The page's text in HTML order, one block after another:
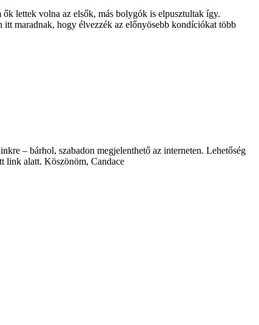
lettek volna az elsők, más bolygók is elpusztultak így.
maradnak, hogy élvezzék az előnyösebb kondíciókat több
– bárhol, szabadon megjelenthető az interneten. Lehetőség
link alatt. Köszönöm, Candace